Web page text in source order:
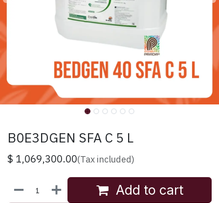
B0E3DGEN SFA C 5 L
$ 1,069,300.00(Tax included)
Add to cart